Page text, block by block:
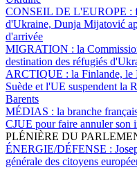
CONSEIL DE L'EUROPE :
d'Ukraine, Dunja Mijatović
d'arrivée
MIGRATION : la
destination des réfugiés
ARCTIQUE : la Finlande, le
Suède et l'UE suspendent la
Barents
MÉDIAS : la branche
CJUE pour faire annuler son
PLÉNIÈRE DU
ÉNERGIE/DÉFENSE :
générale des citoyens